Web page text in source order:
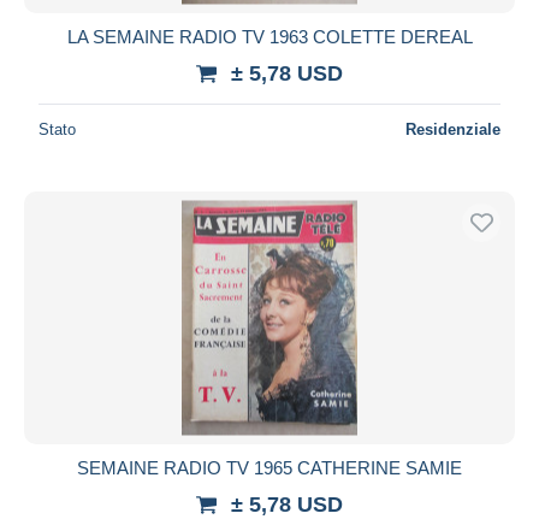
LA SEMAINE RADIO TV 1963 COLETTE DEREAL
± 5,78 USD
Stato Residenziale
SEMAINE RADIO TV 1965 CATHERINE SAMIE
± 5,78 USD